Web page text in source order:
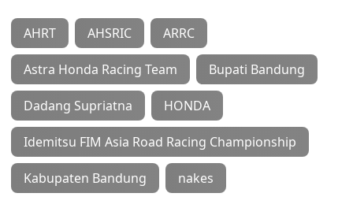
AHRT AHSRIC ARRC
Astra Honda Racing Team Bupati Bandung
Dadang Supriatna HONDA
Idemitsu FIM Asia Road Racing Championship
Kabupaten Bandung nakes